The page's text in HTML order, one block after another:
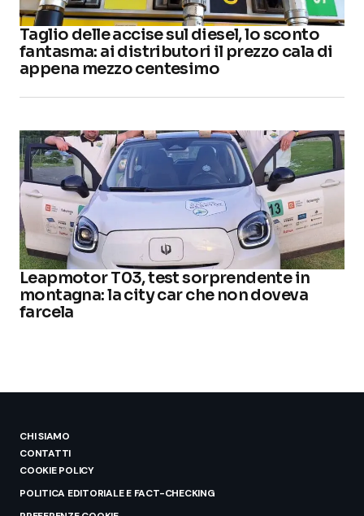
Taglio delle accise sul diesel, lo sconto
fantasma: ai distributori il prezzo cala di
appena mezzo centesimo
Leapmotor T03, test sorprendente in
montagna: la city car che non doveva
farcela
CHI SIAMO
CONTATTI
COOKIE POLICY
POLITICA EDITORIALE E FACT-CHECKING